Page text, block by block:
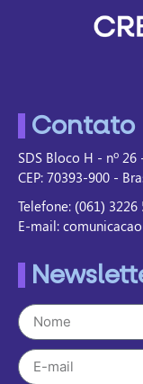
Contato
SDS Bloco H - nº
CEP: 70393-900 -
Telefone: (061) 3226
E-mail: